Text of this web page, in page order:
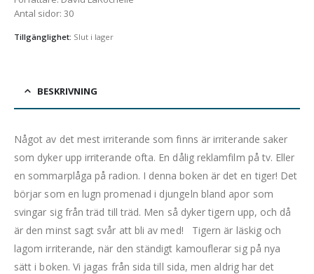
Antal sidor: 30
Tillgänglighet: Slut i lager
BESKRIVNING
Något av det mest irriterande som finns är irriterande saker
som dyker upp irriterande ofta. En dålig reklamfilm på tv. Eller
en sommarplåga på radion. I denna boken är det en tiger! Det
börjar som en lugn promenad i djungeln bland apor som
svingar sig från träd till träd. Men så dyker tigern upp, och då
är den minst sagt svår att bli av med! Tigern är läskig och
lagom irriterande, när den ständigt kamouflerar sig på nya
sätt i boken. Vi jagas från sida till sida, men aldrig har det